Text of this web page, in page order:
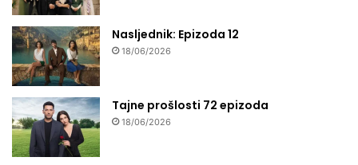
Nasljednik: Epizoda 12
18/06/2026
Tajne prošlosti 72 epizoda
18/06/2026